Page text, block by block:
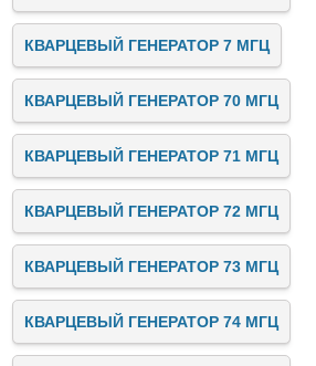
КВАРЦЕВЫЙ ГЕНЕРАТОР 7 МГЦ
КВАРЦЕВЫЙ ГЕНЕРАТОР 70 МГЦ
КВАРЦЕВЫЙ ГЕНЕРАТОР 71 МГЦ
КВАРЦЕВЫЙ ГЕНЕРАТОР 72 МГЦ
КВАРЦЕВЫЙ ГЕНЕРАТОР 73 МГЦ
КВАРЦЕВЫЙ ГЕНЕРАТОР 74 МГЦ